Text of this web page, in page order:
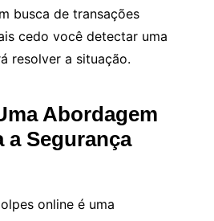
busca de transações
cedo você detectar uma
resolver a situação.
Abordagem
a Segurança
online é uma